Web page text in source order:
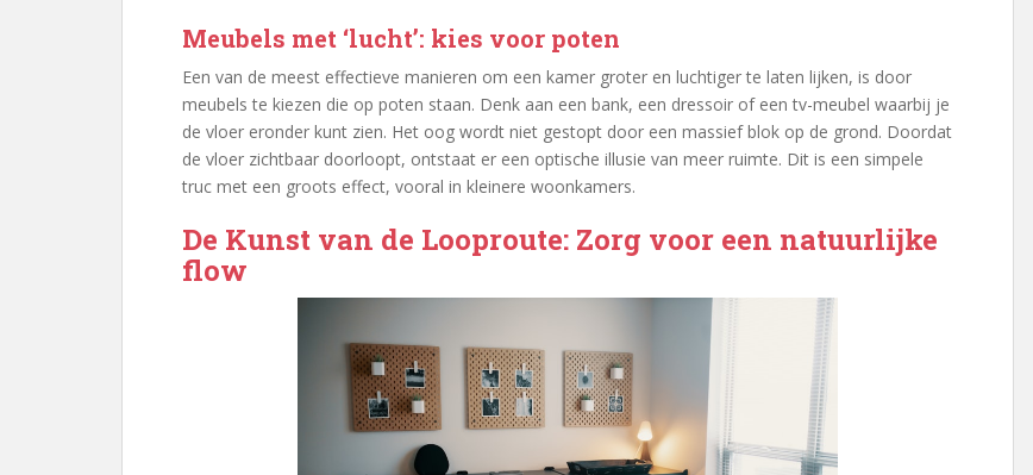
Meubels met ‘lucht’: kies voor poten
Een van de meest effectieve manieren om een kamer groter en luchtiger te laten lijken, is door
meubels te kiezen die op poten staan. Denk aan een bank, een dressoir of een tv-meubel waarbij je
de vloer eronder kunt zien. Het oog wordt niet gestopt door een massief blok op de grond. Doordat
de vloer zichtbaar doorloopt, ontstaat er een optische illusie van meer ruimte. Dit is een simpele
truc met een groots effect, vooral in kleinere woonkamers.
De Kunst van de Looproute: Zorg voor een natuurlijke
flow